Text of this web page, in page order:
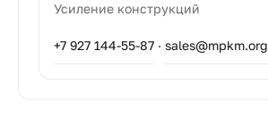
Усиление конструкций
+7 927 144-55-87 · sales@mpkm.org